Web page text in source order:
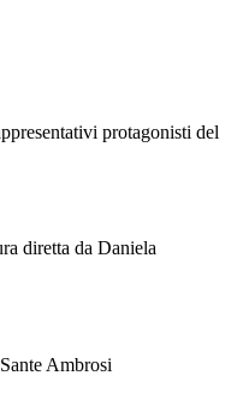
protagonisti del
diretta da Daniela
Ambrosi